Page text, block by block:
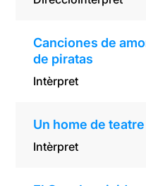
Canciones de
de piratas
Intèrpret
Un home de teatre
Intèrpret